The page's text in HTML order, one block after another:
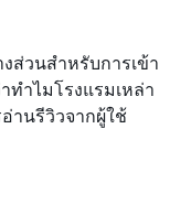
ส่วนสำหรับการเข้า
ทำไมโรงแรมเหล่า
านรีวิวจากผู้ใช้